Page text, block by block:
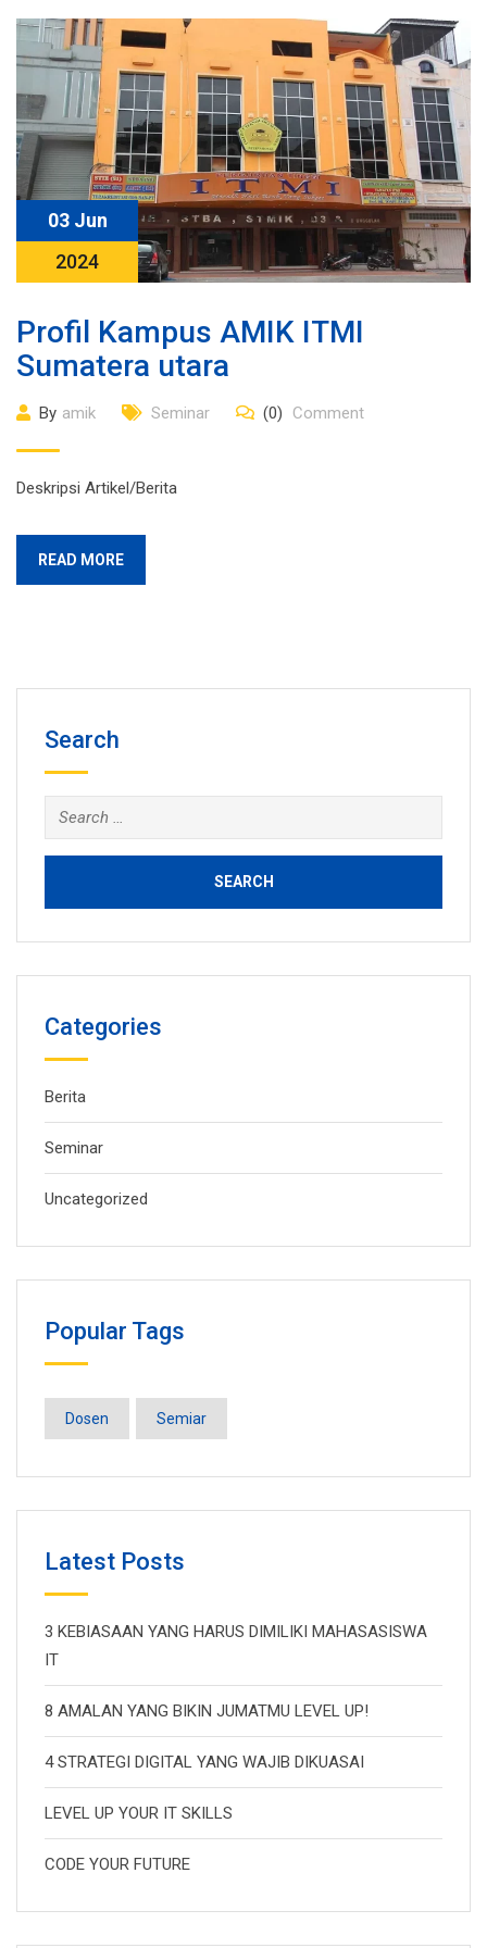
03 Jun
2024
Profil Kampus AMIK ITMI
Sumatera utara
By amik Seminar (0) Comment
Deskripsi Artikel/Berita
READ MORE
Search
Search
for:
Categories
Berita
Seminar
Uncategorized
Popular Tags
Dosen Semiar
Latest Posts
3 KEBIASAAN YANG HARUS DIMILIKI MAHASASISWA
IT
8 AMALAN YANG BIKIN JUMATMU LEVEL UP!
4 STRATEGI DIGITAL YANG WAJIB DIKUASAI
LEVEL UP YOUR IT SKILLS
CODE YOUR FUTURE